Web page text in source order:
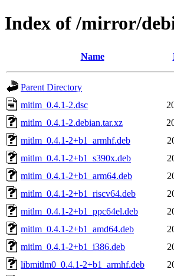
Index of /mirror/
Name
Parent Directory
mitlm_0.4.1-2.dsc
mitlm_0.4.1-2.debian.tar.xz
mitlm_0.4.1-2+b1_armhf.deb
mitlm_0.4.1-2+b1_s390x.deb
mitlm_0.4.1-2+b1_arm64.deb
mitlm_0.4.1-2+b1_riscv64.deb
mitlm_0.4.1-2+b1_ppc64el.deb
mitlm_0.4.1-2+b1_amd64.deb
mitlm_0.4.1-2+b1_i386.deb
libmitlm0_0.4.1-2+b1_armhf.deb